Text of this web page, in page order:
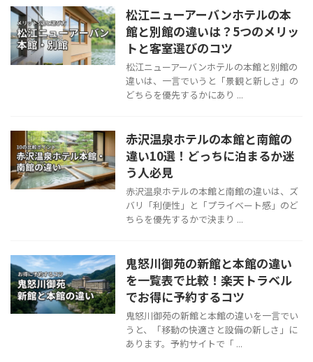
松江ニューアーバンホテルの本
館と別館の違いは？5つのメリッ
トと客室選びのコツ
松江ニューアーバンホテルの本館と別館の
違いは、一言でいうと「景観と新しさ」の
どちらを優先するかにあり ...
赤沢温泉ホテルの本館と南館の
違い10選！どっちに泊まるか迷
う人必見
赤沢温泉ホテルの本館と南館の違いは、ズ
バリ「利便性」と「プライベート感」のど
ちらを優先するかで決まり ...
鬼怒川御苑の新館と本館の違い
を一覧表で比較！楽天トラベル
でお得に予約するコツ
鬼怒川御苑の新館と本館の違いを一言でい
うと、「移動の快適さと設備の新しさ」に
あります。予約サイトで「 ...